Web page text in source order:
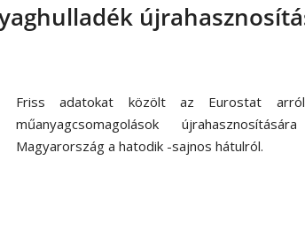
Friss adatokat közölt az Eurostat
műanyagcsomagolások
Magyarország a hatodik -sajnos hátulról.